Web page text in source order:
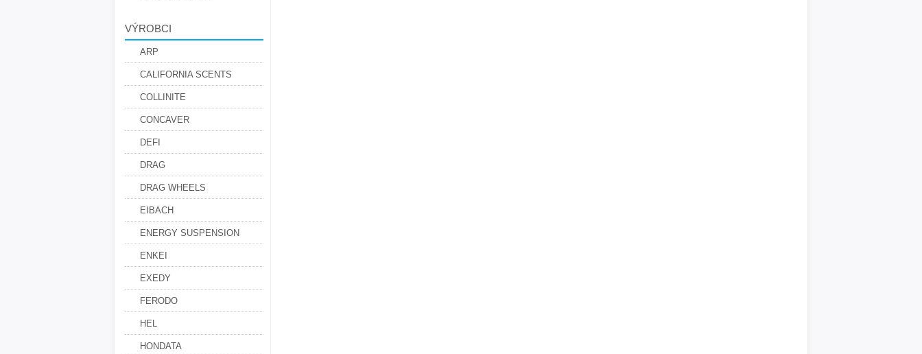
VÝROBCI
ARP
CALIFORNIA SCENTS
COLLINITE
CONCAVER
DEFI
DRAG
DRAG WHEELS
EIBACH
ENERGY SUSPENSION
ENKEI
EXEDY
FERODO
HEL
HONDATA